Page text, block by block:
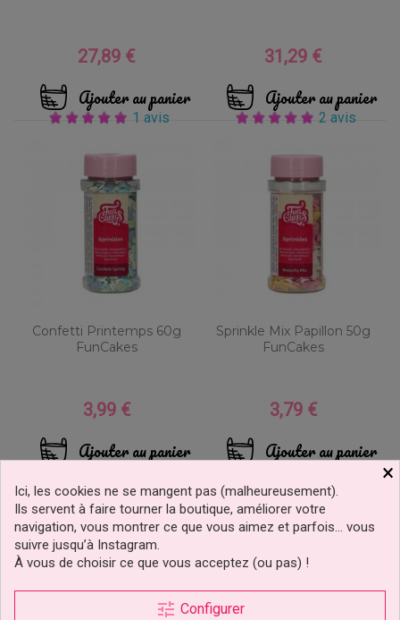
Prix
27,89 €
Ajouter au panier
1 avis
Prix
31,29 €
Ajouter au panier
2 avis
Confetti Printemps 60g
FunCakes
Prix
3,99 €
Ajouter au panier
Sprinkle Mix Papillon 50g
FunCakes
Prix
3,79 €
Ajouter au panier
×
Ici, les cookies ne se mangent pas (malheureusement).
Ils servent à faire tourner la boutique, améliorer votre
navigation, vous montrer ce que vous aimez et parfois… vous
suivre jusqu’à Instagram.
À vous de choisir ce que vous acceptez (ou pas) !
tune Configurer